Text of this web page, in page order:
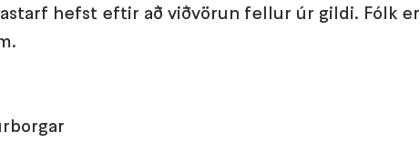
hefst eftir að viðvörun fellur úr gildi. Fólk er